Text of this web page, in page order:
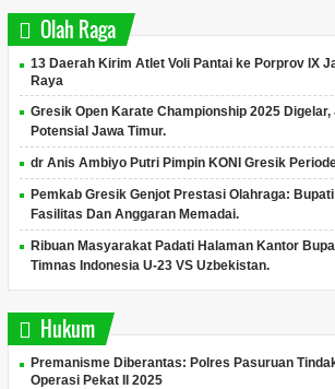
Olah Raga
13 Daerah Kirim Atlet Voli Pantai ke Porprov IX
Raya
Gresik Open Karate Championship 2025
Potensial Jawa Timur.
dr Anis Ambiyo Putri Pimpin KONI Gresik
Pemkab Gresik Genjot Prestasi Olahraga:
Fasilitas Dan Anggaran Memadai.
Ribuan Masyarakat Padati Halaman Kantor
Timnas Indonesia U-23 VS Uzbekistan.
Hukum
Premanisme Diberantas: Polres Pasuruan
Operasi Pekat II 2025